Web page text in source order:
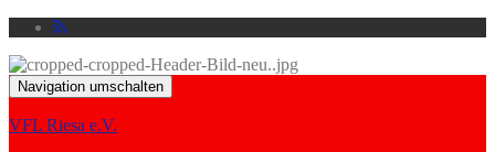
Navigation umschalten
VFL Riesa e.V.